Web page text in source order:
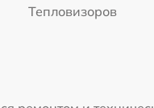
Тепловизоров